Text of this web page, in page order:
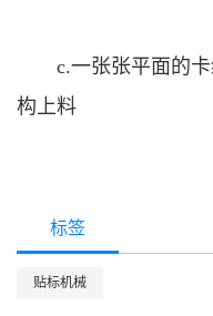
c.一张张平面的卡
构上料
标签
贴标机械